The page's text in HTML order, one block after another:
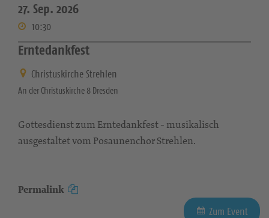
27. Sep. 2026
10:30
Erntedankfest
Christuskirche Strehlen
An der Christuskirche 8 Dresden
Gottesdienst zum Erntedankfest - musikalisch
ausgestaltet vom Posaunenchor Strehlen.
Permalink
Zum Event